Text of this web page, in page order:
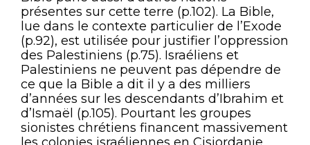
présentes sur cette terre (p.102). La Bible,
lue dans le contexte particulier de l’Exode
(p.92), est utilisée pour justifier l’oppression
des Palestiniens (p.75). Israéliens et
Palestiniens ne peuvent pas dépendre de
ce que la Bible a dit il y a des milliers
d’années sur les descendants d’Ibrahim et
d’Ismaël (p.105). Pourtant les groupes
sionistes chrétiens financent massivement